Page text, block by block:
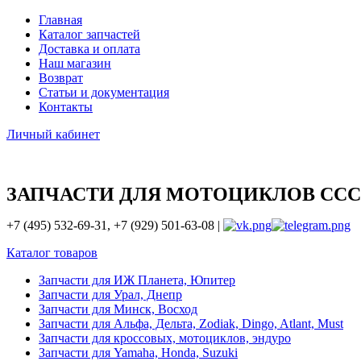
Главная
Каталог запчастей
Доставка и оплата
Наш магазин
Возврат
Статьи и документация
Контакты
Личный кабинет
ЗАПЧАСТИ ДЛЯ МОТОЦИКЛОВ
+7 (495) 532-69-31, +7 (929) 501-63-08 |
Каталог товаров
Запчасти для ИЖ Планета, Юпитер
Запчасти для Урал, Днепр
Запчасти для Минск, Восход
Запчасти для Альфа, Дельта, Zodiak, Dingo, Atlant, Must
Запчасти для кроссовых, мотоциклов, эндуро
Запчасти для Yamaha, Honda, Suzuki